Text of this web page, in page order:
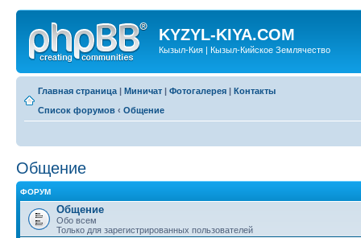
KYZYL-KIYA.COM
Кызыл-Кия | Кызыл-Кийское Землячество
Главная страница | Миничат | Фотогалерея | Контакты
Список форумов ‹ Общение
Общение
ФОРУМ
Общение
Обо всем
Только для зарегистрированных пользователей